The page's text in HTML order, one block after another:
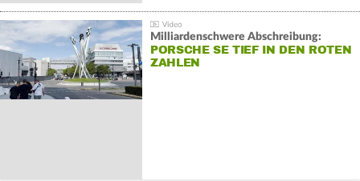
Milliardenschwere Abschreibung:
PORSCHE SE TIEF IN DEN ROTEN
ZAHLEN